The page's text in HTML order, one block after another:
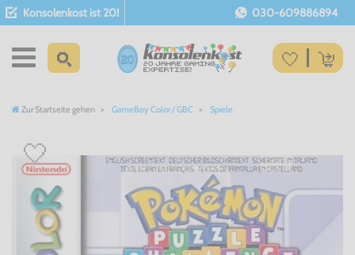
Konsolenkost ist 20! 030-609886894
Zur Startseite gehen GameBoy Color / GBC Spiele